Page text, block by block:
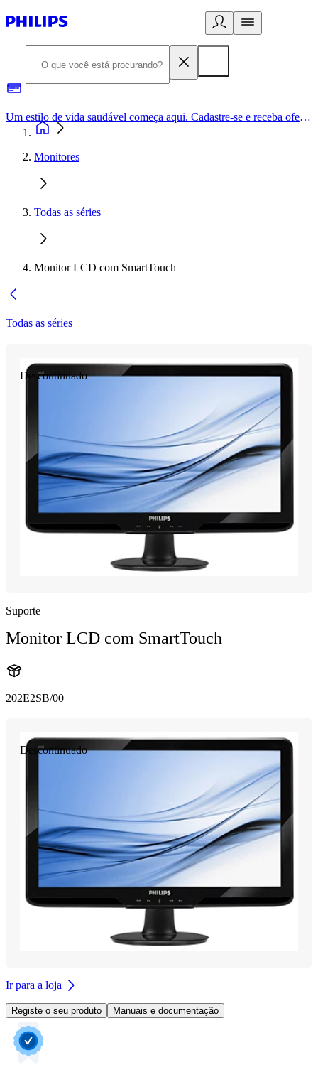
Um estilo de vida saudável começa aqui. Cadastre-se e receba ofertas exclusivas.
Monitores
Todas as séries
Monitor LCD com SmartTouch
Todas as séries
Descontinuado
Suporte
Monitor LCD com SmartTouch
202E2SB/00
Descontinuado
Ir para a loja
Registe o seu produto Manuais e documentação